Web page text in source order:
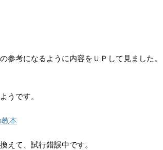
参考になるように内容をＵＰして見ました。
うです。
本
えて、試行錯誤中です。